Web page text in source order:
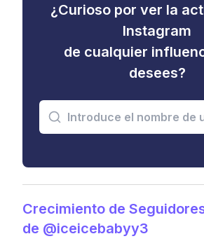
¿Curioso por ver la
Instagram
de cualquier
desees?
Crecimiento de
de @iceicebabyy3